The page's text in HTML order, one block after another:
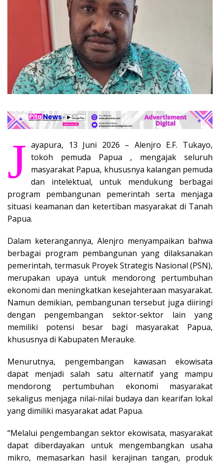
J ayapura, 13 Juni 2026 – Alenjro E.F. Tukayo,
tokoh pemuda Papua , mengajak seluruh
masyarakat Papua, khususnya kalangan pemuda
dan intelektual, untuk mendukung berbagai
program pembangunan pemerintah serta menjaga
situasi keamanan dan ketertiban masyarakat di Tanah
Papua.
Dalam keterangannya, Alenjro menyampaikan bahwa
berbagai program pembangunan yang dilaksanakan
pemerintah, termasuk Proyek Strategis Nasional (PSN),
merupakan upaya untuk mendorong pertumbuhan
ekonomi dan meningkatkan kesejahteraan masyarakat.
Namun demikian, pembangunan tersebut juga diiringi
dengan pengembangan sektor-sektor lain yang
memiliki potensi besar bagi masyarakat Papua,
khususnya di Kabupaten Merauke.
Menurutnya, pengembangan kawasan ekowisata
dapat menjadi salah satu alternatif yang mampu
mendorong pertumbuhan ekonomi masyarakat
sekaligus menjaga nilai-nilai budaya dan kearifan lokal
yang dimiliki masyarakat adat Papua.
“Melalui pengembangan sektor ekowisata, masyarakat
dapat diberdayakan untuk mengembangkan usaha
mikro, memasarkan hasil kerajinan tangan, produk